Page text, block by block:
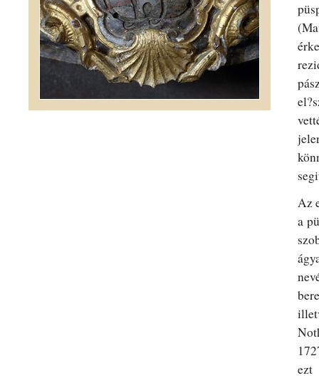
Az
a
ezt